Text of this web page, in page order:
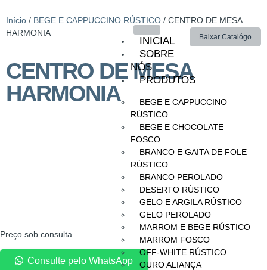
INICIAL
SOBRE
NÓS
PRODUTOS
BEGE E CAPPUCCINO
RÚSTICO
BEGE E CHOCOLATE
FOSCO
BRANCO E GAITA DE FOLE
RÚSTICO
BRANCO PEROLADO
DESERTO RÚSTICO
GELO E ARGILA RÚSTICO
GELO PEROLADO
MARROM E BEGE RÚSTICO
MARROM FOSCO
OFF-WHITE RÚSTICO
OURO ALIANÇA
Baixar Catalógo
Início / BEGE E CAPPUCCINO RÚSTICO / CENTRO DE MESA
HARMONIA
CENTRO DE MESA
HARMONIA
Preço sob consulta
Consulte pelo WhatsApp